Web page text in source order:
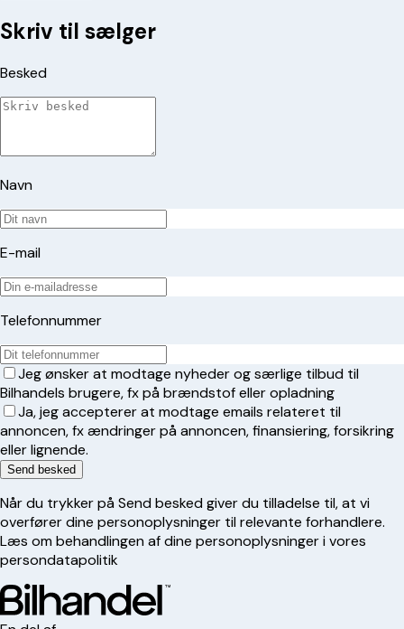
Skriv til sælger
Besked
Navn
E-mail
Telefonnummer
Jeg ønsker at modtage nyheder og særlige tilbud til
Bilhandels brugere, fx på brændstof eller opladning
Ja, jeg accepterer at modtage emails relateret til
annoncen, fx ændringer på annoncen, finansiering, forsikring
eller lignende.
Send besked
Når du trykker på Send besked giver du tilladelse til, at vi
overfører dine personoplysninger til relevante forhandlere.
Læs om behandlingen af dine personoplysninger i vores
persondatapolitik